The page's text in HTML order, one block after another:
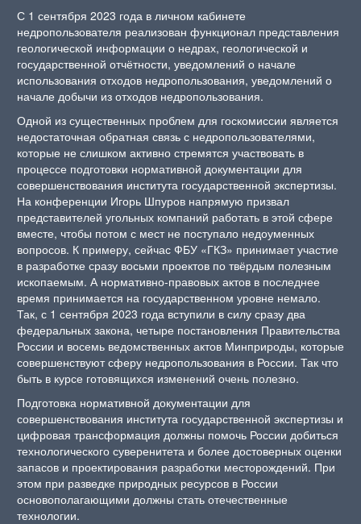
С 1 сентября 2023 года в личном кабинете
недропользователя реализован функционал представления
геологической информации о недрах, геологической и
государственной отчётности, уведомлений о начале
использования отходов недропользования, уведомлений о
начале добычи из отходов недропользования.
Одной из существенных проблем для госкомиссии является
недостаточная обратная связь с недропользователями,
которые не слишком активно стремятся участвовать в
процессе подготовки нормативной документации для
совершенствования института государственной экспертизы.
На конференции Игорь Шпуров напрямую призвал
представителей угольных компаний работать в этой сфере
вместе, чтобы потом с мест не поступало недоуменных
вопросов. К примеру, сейчас ФБУ «ГКЗ» принимает участие
в разработке сразу восьми проектов по твёрдым полезным
ископаемым. А нормативно-правовых актов в последнее
время принимается на государственном уровне немало.
Так, с 1 сентября 2023 года вступили в силу сразу два
федеральных закона, четыре постановления Правительства
России и восемь ведомственных актов Минприроды, которые
совершенствуют сферу недропользования в России. Так что
быть в курсе готовящихся изменений очень полезно.
Подготовка нормативной документации для
совершенствования института государственной экспертизы и
цифровая трансформация должны помочь России добиться
технологического суверенитета и более достоверных оценки
запасов и проектирования разработки месторождений. При
этом при разведке природных ресурсов в России
основополагающими должны стать отечественные
технологии.